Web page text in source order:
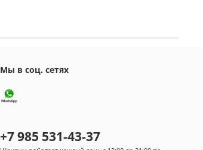
Мы в соц. сетях
+7 985 531-43-37